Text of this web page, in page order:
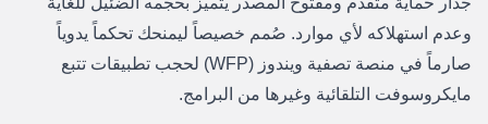
وعدم استهلاكه لأي موارد. صُمم خصيصاً ليمنحك تحكماً يدوياً
صارماً في منصة تصفية ويندوز (WFP) لحجب تطبيقات تتبع
مايكروسوفت التلقائية وغيرها من البرامج.